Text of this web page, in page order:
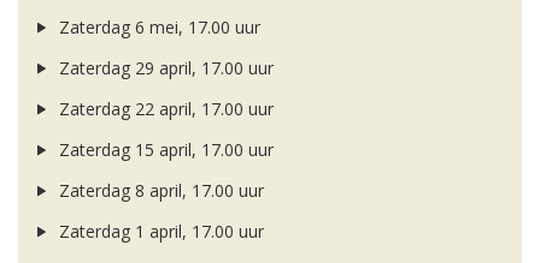
Zaterdag 6 mei, 17.00 uur
Zaterdag 29 april, 17.00 uur
Zaterdag 22 april, 17.00 uur
Zaterdag 15 april, 17.00 uur
Zaterdag 8 april, 17.00 uur
Zaterdag 1 april, 17.00 uur